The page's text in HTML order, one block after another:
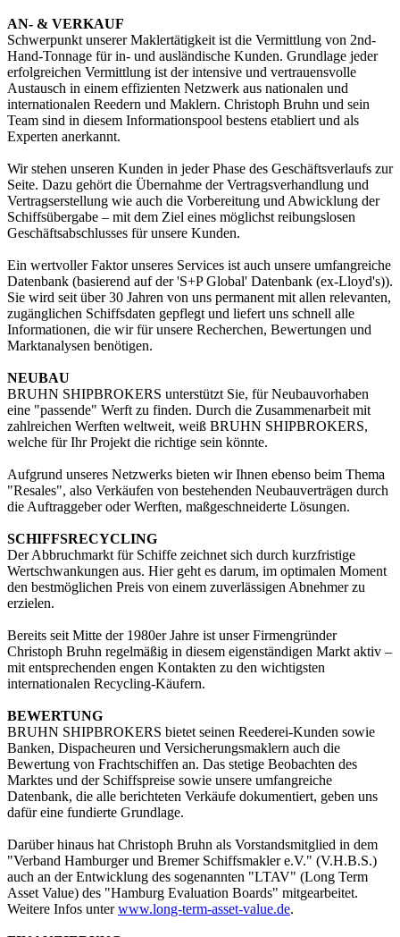
AN- & VERKAUF
Schwerpunkt unserer Maklertätigkeit ist die Vermittlung von 2nd-
Hand-Tonnage für in- und ausländische Kunden. Grundlage jeder
erfolgreichen Vermittlung ist der intensive und vertrauensvolle
Austausch in einem effizienten Netzwerk aus nationalen und
internationalen Reedern und Maklern. Christoph Bruhn und sein
Team sind in diesem Informationspool bestens etabliert und als
Experten anerkannt.
Wir stehen unseren Kunden in jeder Phase des Geschäftsverlaufs zur
Seite. Dazu gehört die Übernahme der Vertragsverhandlung und
Vertragserstellung wie auch die Vorbereitung und Abwicklung der
Schiffsübergabe – mit dem Ziel eines möglichst reibungslosen
Geschäftsabschlusses für unsere Kunden.
Ein wertvoller Faktor unseres Services ist auch unsere umfangreiche
Datenbank (basierend auf der 'S+P Global' Datenbank (ex-Lloyd's)).
Sie wird seit über 30 Jahren von uns permanent mit allen relevanten,
zugänglichen Schiffsdaten gepflegt und liefert uns schnell alle
Informationen, die wir für unsere Recherchen, Bewertungen und
Marktanalysen benötigen.
NEUBAU
BRUHN SHIPBROKERS unterstützt Sie, für Neubauvorhaben
eine "passende" Werft zu finden. Durch die Zusammenarbeit mit
zahlreichen Werften weltweit, weiß BRUHN SHIPBROKERS,
welche für Ihr Projekt die richtige sein könnte.
Aufgrund unseres Netzwerks bieten wir Ihnen ebenso beim Thema
"Resales", also Verkäufen von bestehenden Neubauverträgen durch
die Auftraggeber oder Werften, maßgeschneiderte Lösungen.
SCHIFFSRECYCLING
Der Abbruchmarkt für Schiffe zeichnet sich durch kurzfristige
Wertschwankungen aus. Hier geht es darum, im optimalen Moment
den bestmöglichen Preis von einem zuverlässigen Abnehmer zu
erzielen.
Bereits seit Mitte der 1980er Jahre ist unser Firmengründer
Christoph Bruhn regelmäßig in diesem eigenständigen Markt aktiv –
mit entsprechenden engen Kontakten zu den wichtigsten
internationalen Recycling-Käufern.
BEWERTUNG
BRUHN SHIPBROKERS bietet seinen Reederei-Kunden sowie
Banken, Dispacheuren und Versicherungsmaklern auch die
Bewertung von Frachtschiffen an. Das stetige Beobachten des
Marktes und der Schiffspreise sowie unsere umfangreiche
Datenbank, die alle berichteten Verkäufe dokumentiert, geben uns
dafür eine fundierte Grundlage.
Darüber hinaus hat Christoph Bruhn als Vorstandsmitglied in dem
"Verband Hamburger und Bremer Schiffsmakler e.V." (V.H.B.S.)
auch an der Entwicklung des sogenannten "LTAV" (Long Term
Asset Value) des "Hamburg Evaluation Boards" mitgearbeitet.
Weitere Infos unterwww.long-term-asset-value.de.